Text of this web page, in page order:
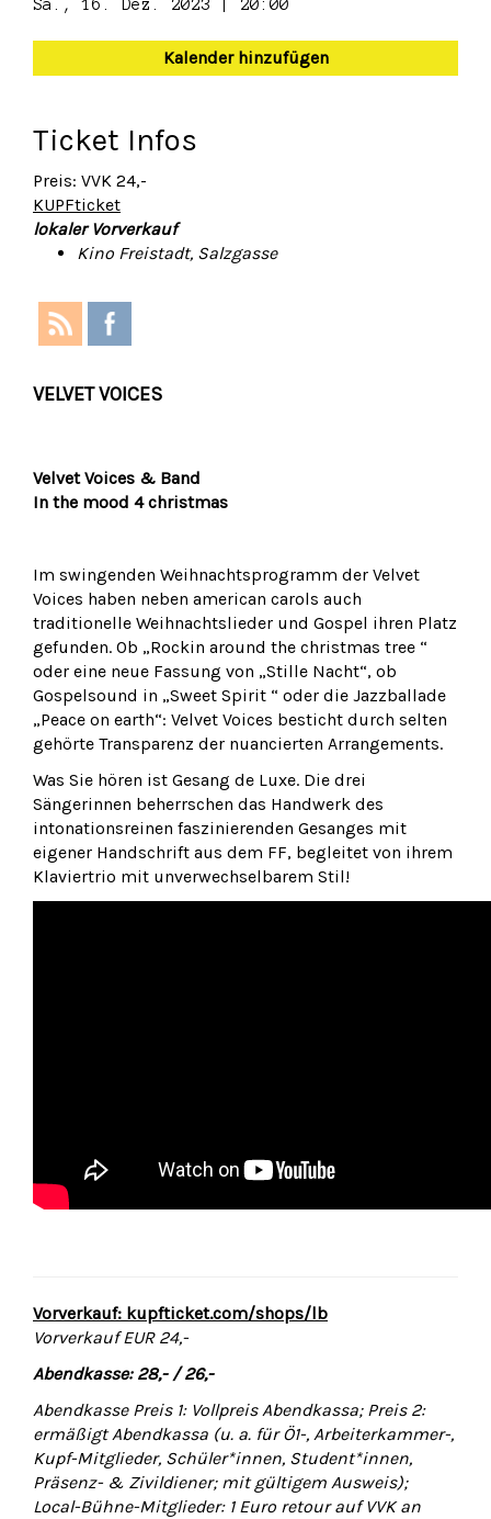
Sa., 16. Dez. 2023 | 20:00
Kalender hinzufügen
Ticket Infos
Preis: VVK 24,-
KUPFticket
lokaler Vorverkauf
Kino Freistadt, Salzgasse
VELVET VOICES
Velvet Voices & Band
In the mood 4 christmas
Im swingenden Weihnachtsprogramm der Velvet
Voices haben neben american carols auch
traditionelle Weihnachtslieder und Gospel ihren Platz
gefunden. Ob „Rockin around the christmas tree “
oder eine neue Fassung von „Stille Nacht“, ob
Gospelsound in „Sweet Spirit “ oder die Jazzballade
„Peace on earth“: Velvet Voices besticht durch selten
gehörte Transparenz der nuancierten Arrangements.
Was Sie hören ist Gesang de Luxe. Die drei
Sängerinnen beherrschen das Handwerk des
intonationsreinen faszinierenden Gesanges mit
eigener Handschrift aus dem FF, begleitet von ihrem
Klaviertrio mit unverwechselbarem Stil!
Vorverkauf: kupfticket.com/shops/lb
Vorverkauf EUR 24,-
Abendkasse: 28,- / 26,-
Abendkasse Preis 1: Vollpreis Abendkassa; Preis 2:
ermäßigt Abendkassa (u. a. für Ö1-, Arbeiterkammer-,
Kupf-Mitglieder, Schüler*innen, Student*innen,
Präsenz- & Zivildiener; mit gültigem Ausweis);
Local-Bühne-Mitglieder: 1 Euro retour auf VVK an